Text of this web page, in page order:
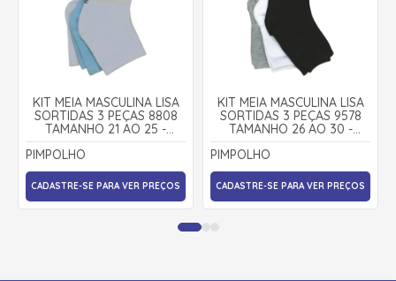
KIT MEIA MASCULINA LISA
SORTIDAS 3 PEÇAS 8808
TAMANHO 21 AO 25 -
PIMPOLHO
PIMPOLHO
CADASTRE-SE PARA VER PREÇOS
KIT MEIA MASCULINA LISA
SORTIDAS 3 PEÇAS 9578
TAMANHO 26 AO 30 -
PIMPOLHO
PIMPOLHO
CADASTRE-SE PARA VER PREÇOS